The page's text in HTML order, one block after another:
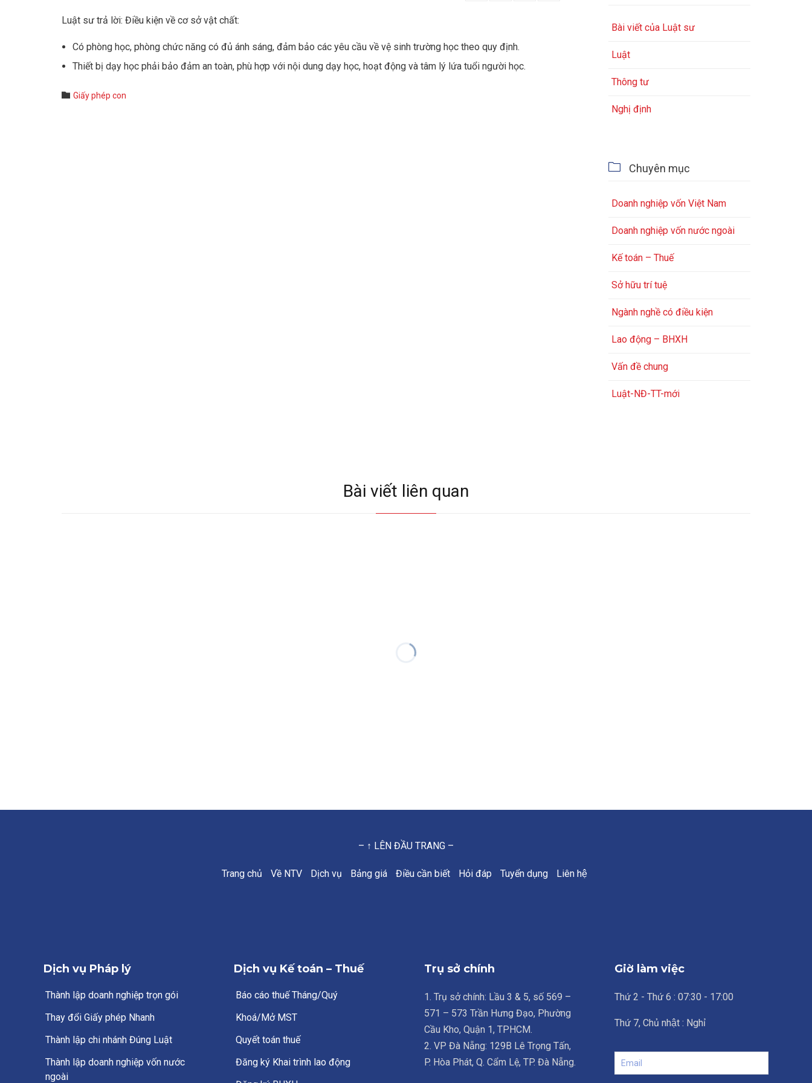
Luật sư trả lời: Điều kiện về cơ sở vật chất:
Có phòng học, phòng chức năng có đủ ánh sáng, đảm bảo các yêu cầu về vệ sinh trường học theo quy định.
Thiết bị dạy học phải bảo đảm an toàn, phù hợp với nội dung dạy học, hoạt động và tâm lý lứa tuổi người học.
 Category
Giấy phép con
Bài viết của Luật sư
Luật
Thông tư
Nghị định
 Chuyên mục
Doanh nghiệp vốn Việt Nam
Doanh nghiệp vốn nước ngoài
Kế toán – Thuế
Sở hữu trí tuệ
Ngành nghề có điều kiện
Lao động – BHXH
Vấn đề chung
Luật-NĐ-TT-mới
Bài viết liên quan
– ↑ LÊN ĐẦU TRANG –
Trang chủ Về NTV Dịch vụ Bảng giá Điều cần biết Hỏi đáp Tuyển dụng Liên hệ
Dịch vụ Pháp lý
Thành lập doanh nghiệp trọn gói
Thay đổi Giấy phép Nhanh
Thành lập chi nhánh Đúng Luật
Thành lập doanh nghiệp vốn nước
ngoài
Dịch vụ Kế toán – Thuế
Báo cáo thuế Tháng/Quý
Khoá/Mở MST
Quyết toán thuế
Đăng ký Khai trình lao động
Trụ sở chính
1. Trụ sở chính: Lầu 3 & 5, số 569 –
571 – 573 Trần Hưng Đạo, Phường
Cầu Kho, Quận 1, TPHCM.
2. VP Đà Nẵng: 129B Lê Trọng Tấn,
P. Hòa Phát, Q. Cẩm Lệ, TP. Đà Nẵng.
Giờ làm việc
Thứ 2 - Thứ 6 : 07:30 - 17:00
Thứ 7, Chủ nhật : Nghỉ